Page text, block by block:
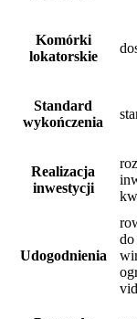
Komórki
lokatorskie
Standard
wykończenia
Realizacja
inwestycji
Udogodnienia
do